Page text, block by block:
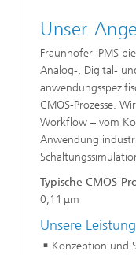
Unser
Fraunhofer IPMS
Analog-, Digital-
CMOS-Prozesse.
Workflow – vom
Anwendung
Typische CMOS-
0,11 μm
Unsere
Konzeption und